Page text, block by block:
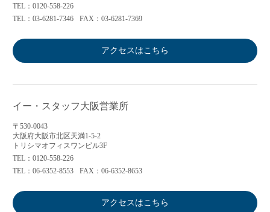
TEL：0120-558-226
TEL：03-6281-7346
FAX：03-6281-7369
アクセスはこちら
イー・スタッフ大阪営業所
〒530-0043
大阪府大阪市北区天満1-5-2
トリシマオフィスワンビル3F
TEL：0120-558-226
TEL：06-6352-8553
FAX：06-6352-8653
アクセスはこちら